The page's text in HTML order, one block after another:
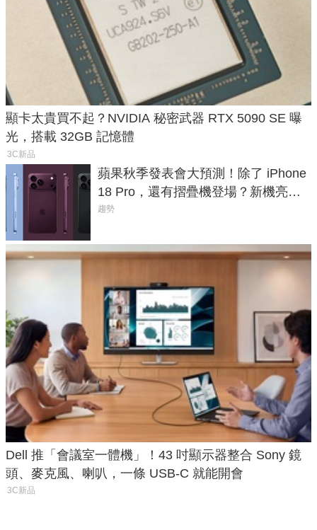
顯卡太貴買不起？NVIDIA 秘密武器 RTX 5090 SE 曝
光，搭載 32GB 記憶體
3C新品
蘋果秋季發表會大預測！除了 iPhone
18 Pro，還有摺疊機登場？新機亮點
預測一次看
趨勢
Dell 推「會議室一體機」！43 吋顯示器整合 Sony 鏡
頭、麥克風、喇叭，一條 USB-C 就能開會
3C新品